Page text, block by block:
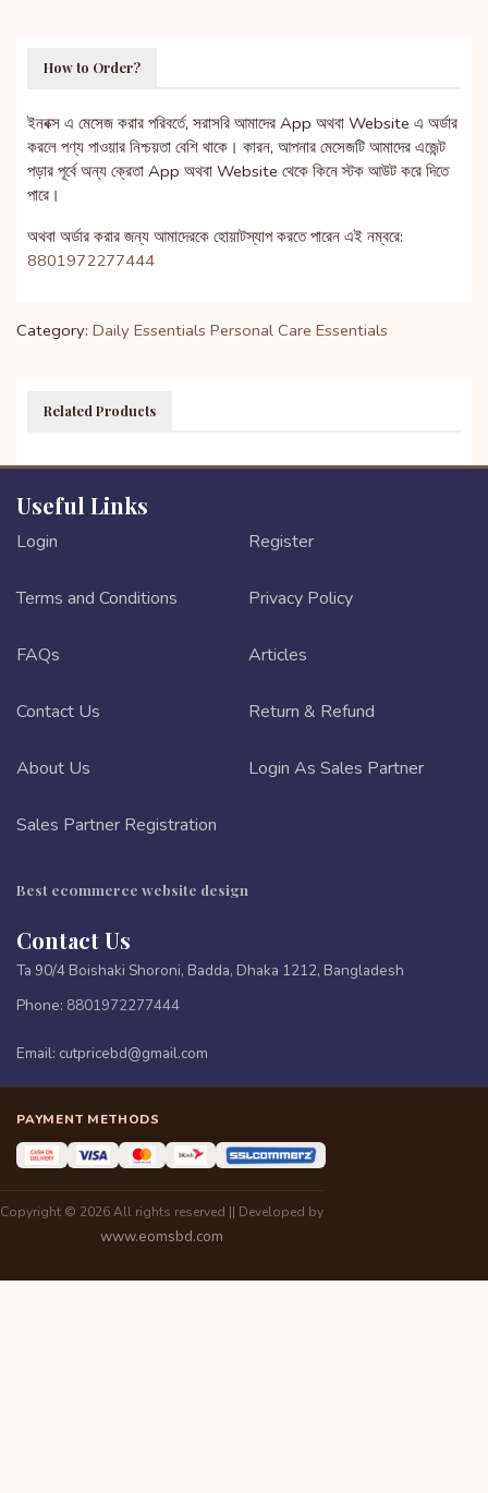
How to Order?
ইনবক্স এ মেসেজ করার পরিবর্তে, সরাসরি আমাদের App অথবা Website এ অর্ডার
করলে পণ্য পাওয়ার নিশ্চয়তা বেশি থাকে। কারন, আপনার মেসেজটি আমাদের এজেন্ট
পড়ার পূর্বে অন্য ক্রেতা App অথবা Website থেকে কিনে স্টক আউট করে দিতে
পারে।
অথবা অর্ডার করার জন্য আমাদেরকে হোয়াটস্যাপ করতে পারেন এই নম্বরে:
8801972277444
Category: Daily Essentials Personal Care Essentials
Related Products
Useful Links
Login Register
Terms and Conditions Privacy Policy
FAQs Articles
Contact Us Return & Refund
About Us Login As Sales Partner
Sales Partner Registration
Best ecommerce website design
Contact Us
Ta 90/4 Boishaki Shoroni, Badda, Dhaka 1212, Bangladesh
Phone: 8801972277444
Email: cutpricebd@gmail.com
PAYMENT METHODS
Copyright © 2026 All rights reserved || Developed by
www.eomsbd.com